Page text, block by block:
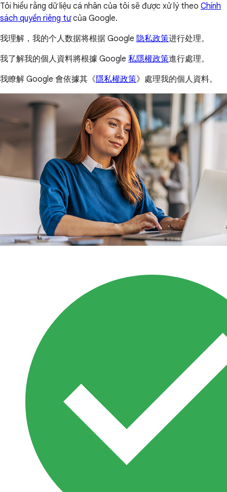
Tôi hiểu rằng dữ liệu cá nhân của tôi sẽ được xử lý theo Chính
sách quyền riêng tưcủa Google.
我理解，我的个人数据将根据 Google 隐私政策进行处理。
我了解我的個人資料將根據 Google 私隱權政策進行處理。
我瞭解 Google 會依據其《隱私權政策》處理我的個人資料。